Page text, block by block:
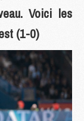
Voici les
(1-0)